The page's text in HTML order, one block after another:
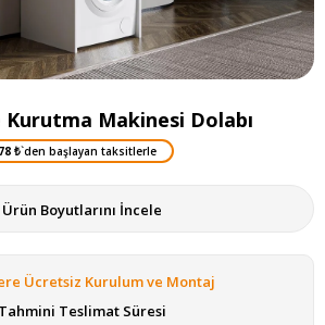
Kurutma Makinesi Dolabı
₺`den başlayan taksitlerle
Ürün Boyutlarını İncele
Ücretsiz Kurulum ve Montaj
Tahmini Teslimat Süresi